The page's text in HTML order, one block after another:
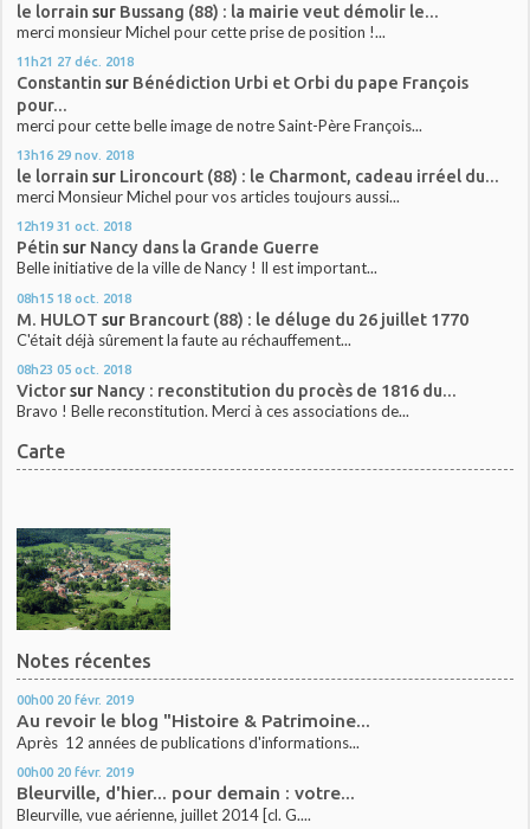
le lorrain sur Bussang (88) : la mairie veut démolir le...
merci monsieur Michel pour cette prise de position !...
11h21 27 déc. 2018
Constantin sur Bénédiction Urbi et Orbi du pape François
pour...
merci pour cette belle image de notre Saint-Père François...
13h16 29 nov. 2018
le lorrain sur Lironcourt (88) : le Charmont, cadeau irréel du...
merci Monsieur Michel pour vos articles toujours aussi...
12h19 31 oct. 2018
Pétin sur Nancy dans la Grande Guerre
Belle initiative de la ville de Nancy ! Il est important...
08h15 18 oct. 2018
M. HULOT sur Brancourt (88) : le déluge du 26 juillet 1770
C'était déjà sûrement la faute au réchauffement...
08h23 05 oct. 2018
Victorsur Nancy : reconstitution du procès de 1816 du...
Bravo ! Belle reconstitution. Merci à ces associations de...
Carte
Notes récentes
00h00 20 févr. 2019
Au revoir le blog "Histoire & Patrimoine...
Après 12 années de publications d'informations...
00h00 20 févr. 2019
Bleurville, d'hier... pour demain : votre...
Bleurville, vue aérienne, juillet 2014 [cl. G....